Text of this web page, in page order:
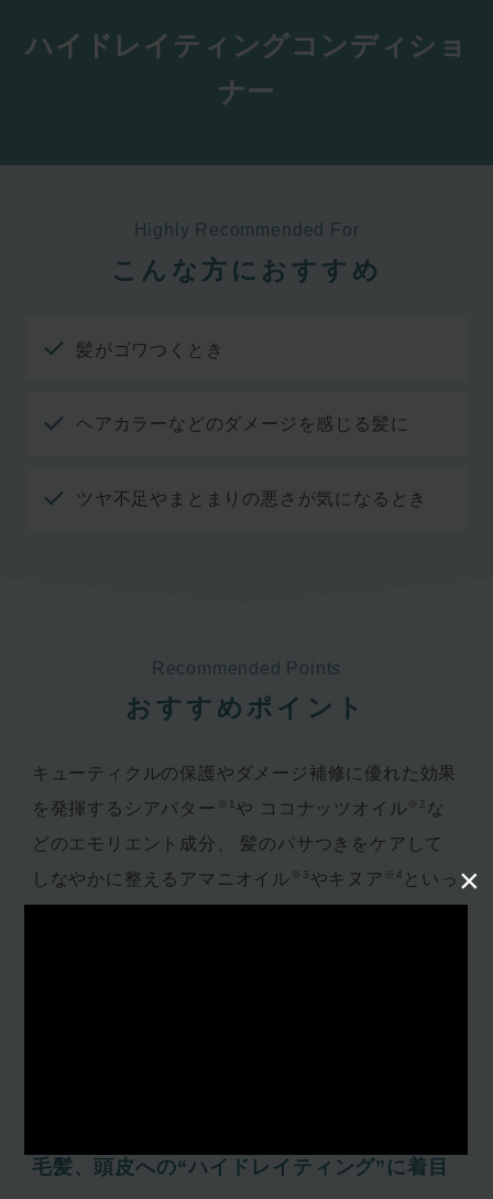
×
ハイドレイティングコンディショ
ナー
Highly Recommended For
こんな方におすすめ
髪がゴワつくとき
ヘアカラーなどのダメージを感じる髪に
ツヤ不足やまとまりの悪さが気になるとき
Recommended Points
おすすめポイント
キューティクルの保護やダメージ補修に優れた効果
を発揮するシアバター ※1 や ココナッツオイル ※2 な
どのエモリエント成分、
髪のパサつきをケアして
しなやかに整えるアマニオイル ※3 やキヌア ※4 といっ
毛髪、頭皮への“ハイドレイティング”に着目